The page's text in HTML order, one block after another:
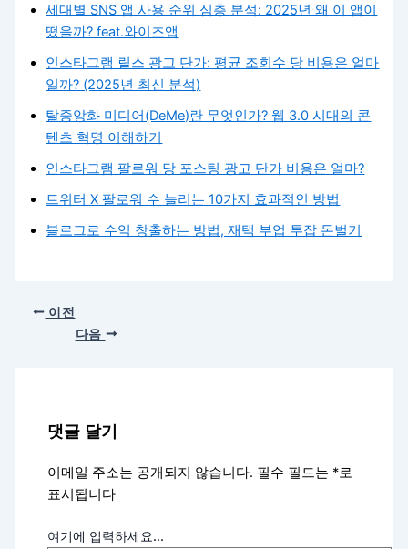
세대별 SNS 앱 사용 순위 심층 분석: 2025년 왜 이 앱이
떴을까? feat.와이즈앱
인스타그램 릴스 광고 단가: 평균 조회수 당 비용은 얼마
일까? (2025년 최신 분석)
탈중앙화 미디어(DeMe)란 무엇인가? 웹 3.0 시대의 콘
텐츠 혁명 이해하기
인스타그램 팔로워 당 포스팅 광고 단가 비용은 얼마?
트위터 X 팔로워 수 늘리는 10가지 효과적인 방법
블로그로 수익 창출하는 방법, 재택 부업 투잡 돈벌기
이전
다음
댓글 달기
이메일 주소는 공개되지 않습니다. 필수 필드는 *로
표시됩니다
여기에 입력하세요...